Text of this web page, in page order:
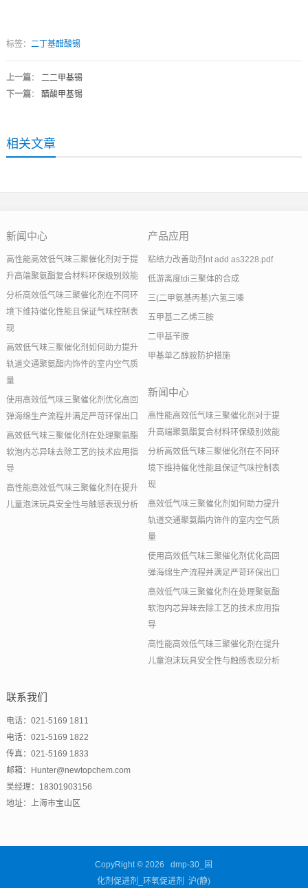
标签： 二丁基醋酸锡
上一篇： 二二甲基锡
下一篇： 醋酸甲基锡
相关文章
新闻中心
高性能高效低气味三聚催化剂对于提
升高端聚氨酯复合材料环保级别效能
分析高效低气味三聚催化剂在不同环
境下维持催化性能且保证气味控制表
现
高效低气味三聚催化剂如何助力提升
轨道交通聚氨酯内饰件的室内空气质
量
使用高效低气味三聚催化剂优化高回
弹海绵生产流程并满足严苛环保出口
高效低气味三聚催化剂在处理聚氨酯
软泡内芯异味去除工艺的技术应用指
导
高性能高效低气味三聚催化剂在提升
儿童泡沫玩具安全性与触感表现分析
产品应用
粘结力改善助剂nt add as3228.pdf
低游离度tdi三聚体的合成
三(二甲氨基丙基)六氢三嗪
五甲基二乙烯三胺
二甲基苄胺
甲基单乙醇胺防护措施
新闻中心
高性能高效低气味三聚催化剂对于提
升高端聚氨酯复合材料环保级别效能
分析高效低气味三聚催化剂在不同环
境下维持催化性能且保证气味控制表
现
高效低气味三聚催化剂如何助力提升
轨道交通聚氨酯内饰件的室内空气质
量
使用高效低气味三聚催化剂优化高回
弹海绵生产流程并满足严苛环保出口
高效低气味三聚催化剂在处理聚氨酯
软泡内芯异味去除工艺的技术应用指
导
高性能高效低气味三聚催化剂在提升
儿童泡沫玩具安全性与触感表现分析
联系我们
电话：021-5169 1811
电话：021-5169 1822
传真：021-5169 1833
邮箱：Hunter@newtopchem.com
吴经理：18301903156
地址：上海市宝山区
CopyRight © 2026 dmp-30_固
化剂促进剂_环氧促进剂 沪(静)